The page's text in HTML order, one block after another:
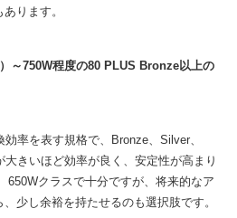
ります。
～750W程度の80 PLUS Bronze以上の
率を表す規格で、Bronze、Silver、
きいほど効率が良く、安定性が高まり
650Wクラスで十分ですが、将来的なア
少し余裕を持たせるのも選択肢です。